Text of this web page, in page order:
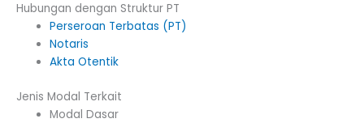
Hubungan dengan Struktur PT
Perseroan Terbatas (PT)
Notaris
Akta Otentik
Jenis Modal Terkait
Modal Dasar